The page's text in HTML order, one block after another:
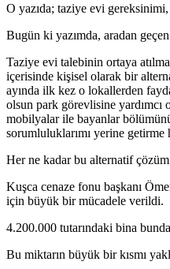
O yazıda; taziye evi
Bugün ki yazımda, aradan
Taziye evi talebinin ortaya
içerisinde kişisel olarak bir
ayında ilk kez o lokallerden
olsun park görevlisine yardımcı
mobilyalar ile bayanlar
sorumluluklarımı yerine
Her ne kadar bu alternatif
Kuşca cenaze fonu başkanı
için büyük bir mücadele verildi.
4.200.000 tutarındaki bina
Bu miktarın büyük bir kısmı